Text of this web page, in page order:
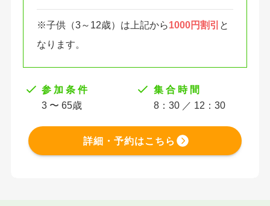
※子供（3～12歳）は上記から1000円割引 と
なります。
参 加 条 件
3 〜 65歳
集 合 時 間
8：30 ／ 12：30
詳細・予約はこちら